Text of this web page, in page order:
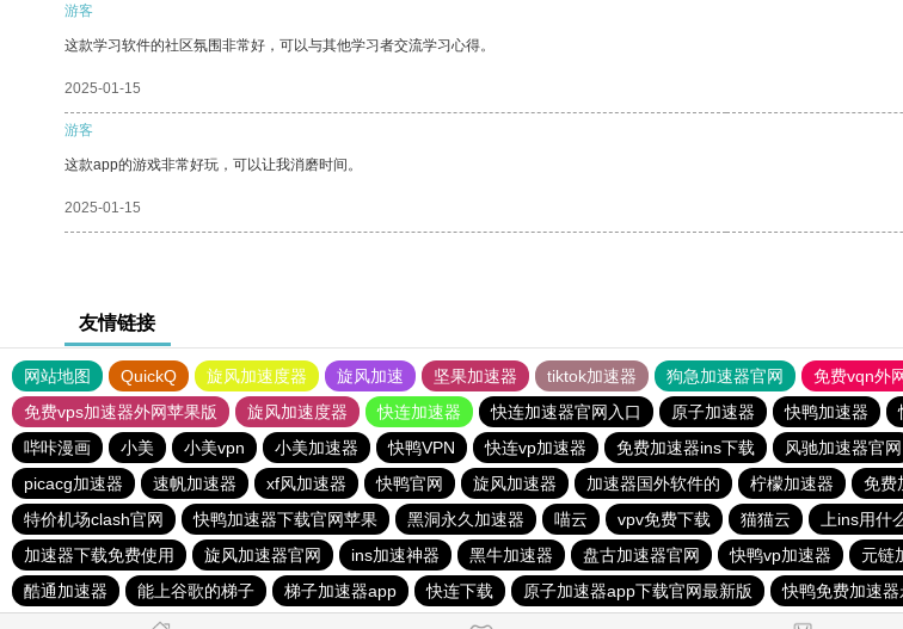
游客
这款学习软件的社区氛围非常好，可以与其他学习者交流学习心得。
2025-01-15
游客
这款app的游戏非常好玩，可以让我消磨时间。
2025-01-15
友情链接
网站地图 QuickQ 旋风加速度器 旋风加速 坚果加速器 tiktok加速器 狗急加速器官网 免费vqn外
免费vps加速器外网苹果版
旋风加速度器 快连加速器 快连加速器官网入口 原子加速器 快鸭加速器
哔咔漫画
小美 小美vpn 小美加速器 快鸭VPN 快连vp加速器 免费加速器ins下载 风驰加速器官网
picacg加速器
速帆加速器 xf风加速器 快鸭官网 旋风加速器 加速器国外软件的 柠檬加速器 免费
特价机场clash官网
快鸭加速器下载官网苹果 黑洞永久加速器 喵云 vpv免费下载 猫猫云 上ins用什
加速器下载免费使用
旋风加速器官网 ins加速神器 黑牛加速器 盘古加速器官网 快鸭vp加速器 元链
酷通加速器
能上谷歌的梯子 梯子加速器app 快连下载 原子加速器app下载官网最新版 快鸭免费加速